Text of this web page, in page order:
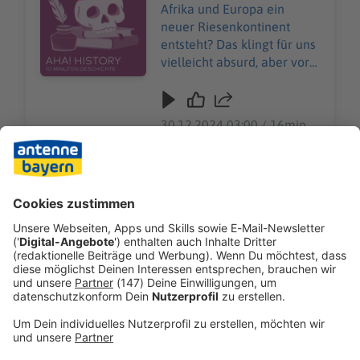
es/article157550705/Daten
schutzerklaerung-WELT-
DIGITAL.html
Datenschutzerklaerung-WELT-DIGITAL.html
Afrika und Europa ein
neuer Riesenkontinent
entsteht? Das klingt für uns
vielleicht absurd, aber vor
deutscher Architekt genau
History-Podcast von WELT.
Immer montags und
donnerstags ab 6 Uhr. Wir
freuen uns über Feedback
an history@welt.de. Hier
Fusionskraftwerke:
30.12.2024 03:00 / 16min
Das Mittelmeer trockenlegen, damit aus Afrika
und Europa ein neuer Riesenkontinent entsteht?
rund 100 Jahren plante ein deutscher Architekt
genau das. Was er mit dem Projekt „Atlantropa“
erreichen und wie er es umsetzen wollte, erklärt
„Aha! History“. "Aha! History – Zehn Minuten
Geschichte" ist der neue History-Podcast von
WELT. Immer montags und donnerstags ab 6
Uhr. Wir freuen uns über Feedback an
history@welt.de. Hier geht's zur AHA!-Folge
30.12.2024 03:00 / 16min
Wie Kunst entstand